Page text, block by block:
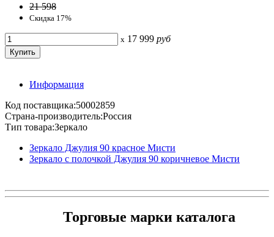
21 598
Скидка 17%
x 17 999 руб
Информация
Код поставщика:50002859
Страна-производитель:Россия
Тип товара:Зеркало
Зеркало Джулия 90 красное Мисти
Зеркало с полочкой Джулия 90 коричневое Мисти
Торговые марки каталога